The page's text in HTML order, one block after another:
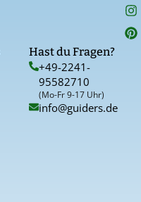
c
e
b
s
t
a
n
t
e
Hast du Fragen?
+49-2241-
95582710
(Mo-Fr 9-17 Uhr)
info@guiders.de